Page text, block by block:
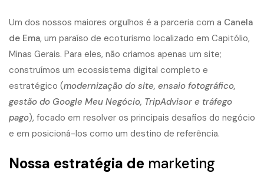
Um dos nossos maiores orgulhos é a parceria com a Canela
de Ema, um paraíso de ecoturismo localizado em Capitólio,
Minas Gerais. Para eles, não criamos apenas um site;
construímos um ecossistema digital completo e
estratégico (modernização do site, ensaio fotográfico,
gestão do Google Meu Negócio, TripAdvisor e tráfego
pago), focado em resolver os principais desafios do negócio
e em posicioná-los como um destino de referência.
Nossa estratégia de marketing